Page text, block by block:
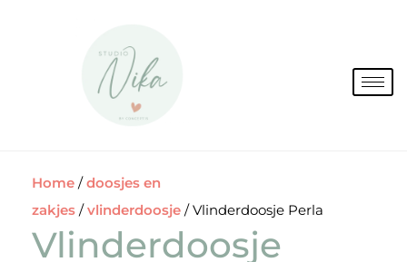
Home /doosjes en
zakjes /vlinderdoosje / Vlinderdoosje Perla
Vlinderdoosje